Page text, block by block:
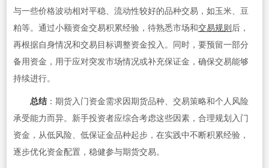
与一些价格波动相对平稳、流动性较好的品种交易，如玉米、豆
粕等。通过小额资金交易积累经验，待熟悉市场和交易规则 后，
再根据自身情况和交易目标调整资金投入。同时，要预留一部分
备用资金，用于应对突发市场情况或补充保证金，确保交易能够
持续进行。
总结：期货入门资金需求因期货品种、交易策略和个人风险
承受能力而异。新手投资者应综合考虑这些因素，合理规划入门
资金，从低风险、低保证金品种起步，在实践中不断积累经验，
逐步优化资金配置，稳健参与期货交易。